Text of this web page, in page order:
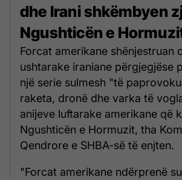
dhe Irani shkëmbyen
Ngushticën e
Forcat amerikane shënjestruan
ushtarake iraniane përgjegjëse
një serie sulmesh "të
raketa, dronë dhe varka të
anijeve luftarake amerikane që
Ngushticën e Hormuzit, tha
Qendrore e SHBA-së të enjten.
"Forcat amerikane ndërprenë